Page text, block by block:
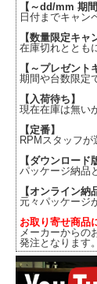
【～dd/mm 期
日付までキャン
【数量限定キャ
在庫切れととも
【～プレゼント
期間や台数限定
【入荷待ち】
現在在庫は無い
【定番】
RPMスタッフが
【ダウンロード
パッケージ納品
【オンライン納
元々パッケージ
お取り寄せ商品
メーカーからの
発注となります。